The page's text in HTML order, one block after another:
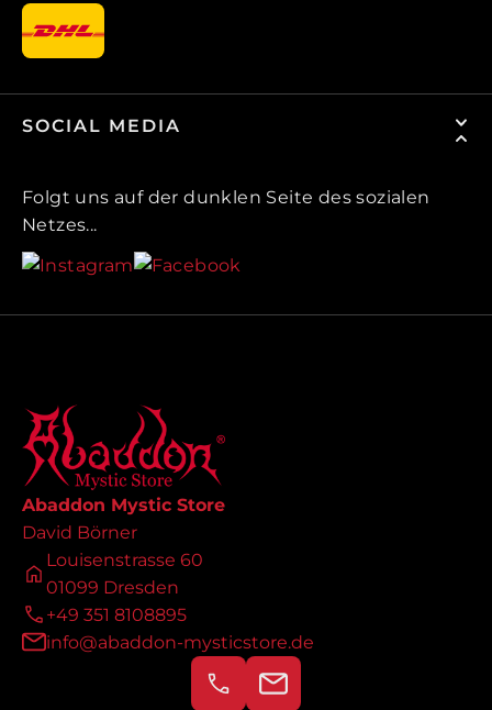
SOCIAL MEDIA
Folgt uns auf der dunklen Seite des sozialen
Netzes...
Abaddon Mystic Store
David Börner
Louisenstrasse 60
01099 Dresden
+49 351 8108895
info@abaddon-mysticstore.de